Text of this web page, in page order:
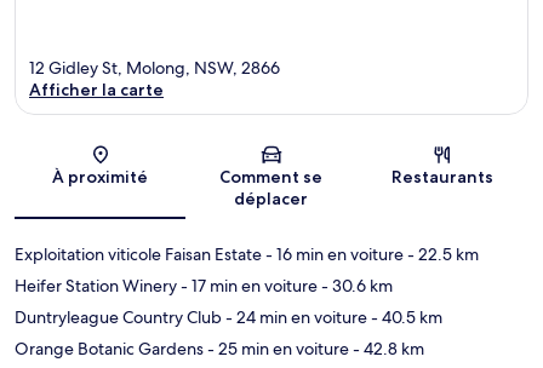
Carte
12 Gidley St, Molong, NSW, 2866
Afficher la carte
À proximité
Comment se
déplacer
Restaurants
Exploitation viticole Faisan Estate- 16 min en voiture- 22.5 km
Heifer Station Winery- 17 min en voiture- 30.6 km
Duntryleague Country Club- 24 min en voiture- 40.5 km
Orange Botanic Gardens- 25 min en voiture- 42.8 km